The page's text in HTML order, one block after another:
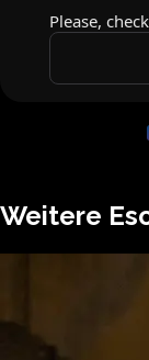
Weitere